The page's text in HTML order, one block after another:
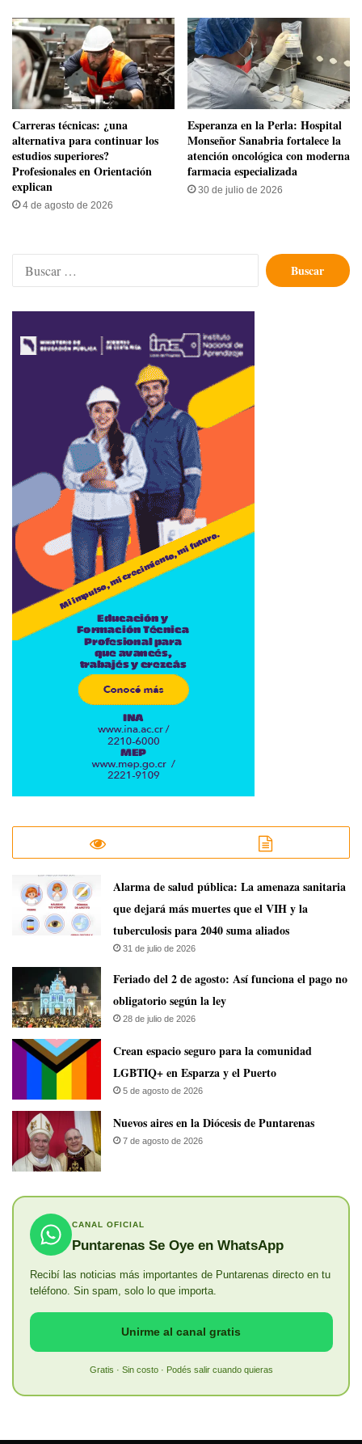
Carreras técnicas: ¿una
alternativa para continuar los
estudios superiores?
Profesionales en Orientación
explican
4 de agosto de 2026
​Esperanza en la Perla: Hospital
Monseñor Sanabria fortalece la
atención oncológica con moderna
farmacia especializada
30 de julio de 2026
Buscar:
​Alarma de salud pública: La amenaza sanitaria
que dejará más muertes que el VIH y la
tuberculosis para 2040 suma aliados
31 de julio de 2026
Feriado del 2 de agosto: Así funciona el pago no
obligatorio según la ley
28 de julio de 2026
Crean espacio seguro para la comunidad
LGBTIQ+ en Esparza y el Puerto
5 de agosto de 2026
​Nuevos aires en la Diócesis de Puntarenas
7 de agosto de 2026
CANAL OFICIAL
Puntarenas Se Oye en WhatsApp
Recibí las noticias más importantes de Puntarenas directo en tu
teléfono. Sin spam, solo lo que importa.
Unirme al canal gratis
Gratis · Sin costo · Podés salir cuando quieras